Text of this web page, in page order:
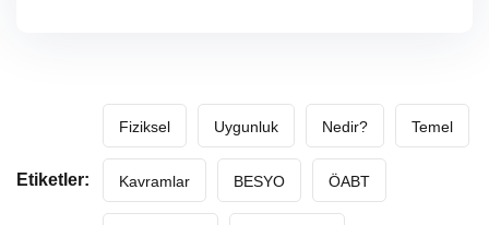
Etiketler:
Fiziksel Uygunluk Nedir? Temel
Kavramlar BESYO ÖABT